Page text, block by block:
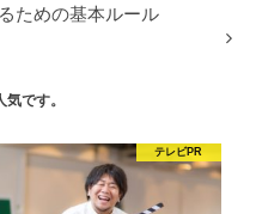
ための基本ルール
です。
テレビPR